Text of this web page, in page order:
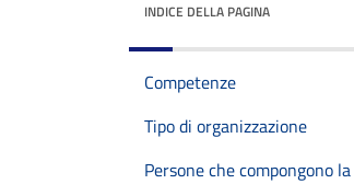
INDICE DELLA PAGINA
Competenze
Tipo di organizzazione
Persone che compongono la